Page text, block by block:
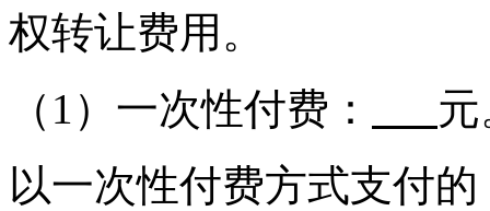
权转让费用。
（1）一次性付费：
以一次性付费方式支付